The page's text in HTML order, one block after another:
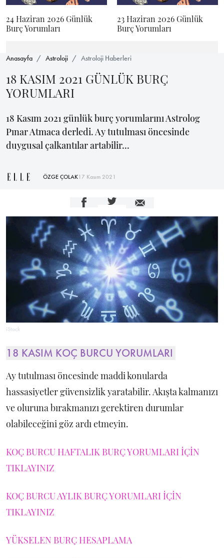
24 Haziran 2026 Günlük
Burç Yorumları
23 Haziran 2026 Günlük
Burç Yorumları
Anasayfa Astroloji Astroloji Haberleri
18 KASIM 2021 GÜNLÜK BURÇ
YORUMLARI
18 Kasım 2021 günlük burç yorumlarını Astrolog
Pınar Atmaca derledi. Ay tutulması öncesinde
duygusal çalkantılar artabilir...
ÖZGE ÇOLAK17 Kasım 2021
iStock
18 KASIM KOÇ BURCU YORUMLARI
Ay tutulması öncesinde maddi konularda
hassasiyetler güvensizlik yaratabilir. Akışta kalmanızı
ve oluruna bırakmanızı gerektiren durumlar
olabileceğini göz ardı etmeyin.
KOÇ BURCU HAFTALIK BURÇ YORUMLARI İÇİN
TIKLAYINIZ
KOÇ BURCU AYLIK BURÇ YORUMLARI İÇİN
TIKLAYINIZ
YÜKSELEN BURÇ HESAPLAMA